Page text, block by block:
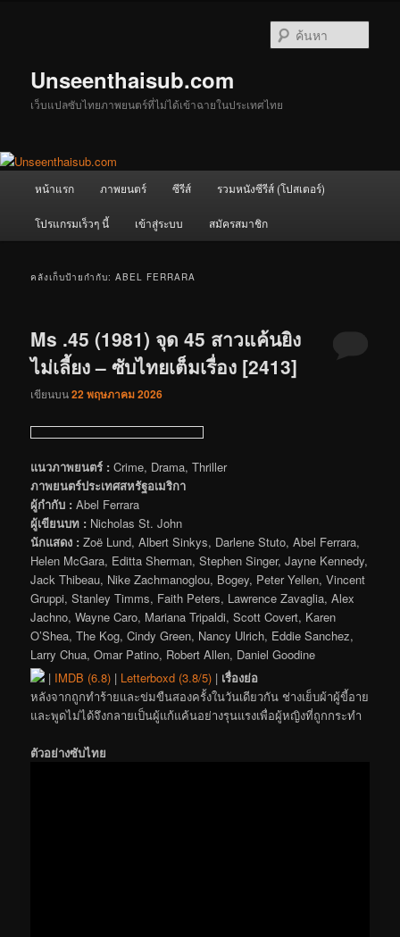
Unseenthaisub.com
เว็บแปลซับไทยภาพยนตร์ที่ไม่ได้เข้าฉายในประเทศไทย
หน้าแรก ภาพยนตร์ ซีรีส์ รวมหนังซีรีส์ (โปสเตอร์)
โปรแกรมเร็วๆ นี้ เข้าสู่ระบบ สมัครสมาชิก
คลังเก็บป้ายกำกับ:ABEL FERRARA
Ms .45 (1981) จุด 45 สาวแค้นยิง
ไม่เลี้ยง – ซับไทยเต็มเรื่อง [2413]
เขียนบน22 พฤษภาคม 2026
แนวภาพยนตร์ : Crime, Drama, Thriller
ภาพยนตร์ประเทศสหรัฐอเมริกา
ผู้กำกับ : Abel Ferrara
ผู้เขียนบท : Nicholas St. John
นักแสดง : Zoë Lund, Albert Sinkys, Darlene Stuto, Abel Ferrara,
Helen McGara, Editta Sherman, Stephen Singer, Jayne Kennedy,
Jack Thibeau, Nike Zachmanoglou, Bogey, Peter Yellen, Vincent
Gruppi, Stanley Timms, Faith Peters, Lawrence Zavaglia, Alex
Jachno, Wayne Caro, Mariana Tripaldi, Scott Covert, Karen
O’Shea, The Kog, Cindy Green, Nancy Ulrich, Eddie Sanchez,
Larry Chua, Omar Patino, Robert Allen, Daniel Goodine
| IMDB (6.8) | Letterboxd (3.8/5) | เรื่องย่อ
หลังจากถูกทำร้ายและข่มขืนสองครั้งในวันเดียวกัน ช่างเย็บผ้าผู้ขี้อาย
และพูดไม่ได้จึงกลายเป็นผู้แก้แค้นอย่างรุนแรงเพื่อผู้หญิงที่ถูกกระทำ
ตัวอย่างซับไทย